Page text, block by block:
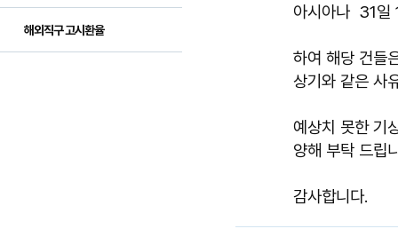
해외직구 고시환율
아시아나 31일
하여 해당 건들
상기와 같은 사
예상치 못한 기
양해 부탁 드립
감사합니다.